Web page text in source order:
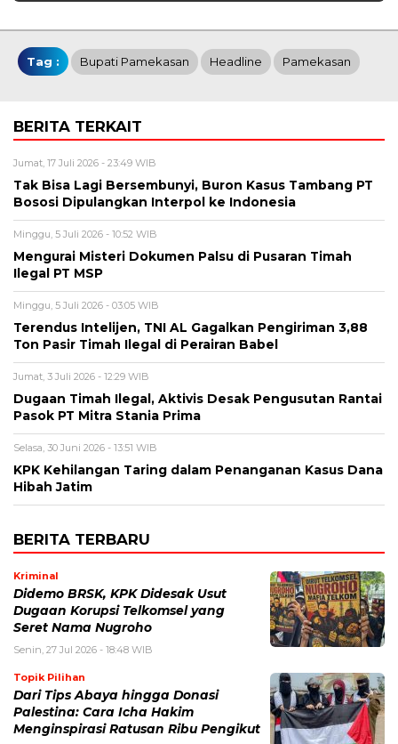
Tag : Bupati Pamekasan Headline Pamekasan
BERITA TERKAIT
Jumat, 17 Juli 2026 - 23:49 WIB
Tak Bisa Lagi Bersembunyi, Buron Kasus Tambang PT
Bososi Dipulangkan Interpol ke Indonesia
Minggu, 5 Juli 2026 - 10:52 WIB
Mengurai Misteri Dokumen Palsu di Pusaran Timah
Ilegal PT MSP
Minggu, 5 Juli 2026 - 03:05 WIB
Terendus Intelijen, TNI AL Gagalkan Pengiriman 3,88
Ton Pasir Timah Ilegal di Perairan Babel
Jumat, 3 Juli 2026 - 12:29 WIB
Dugaan Timah Ilegal, Aktivis Desak Pengusutan Rantai
Pasok PT Mitra Stania Prima
Selasa, 30 Juni 2026 - 13:51 WIB
KPK Kehilangan Taring dalam Penanganan Kasus Dana
Hibah Jatim
BERITA TERBARU
Kriminal
Didemo BRSK, KPK Didesak Usut
Dugaan Korupsi Telkomsel yang
Seret Nama Nugroho
Senin, 27 Jul 2026 - 18:48 WIB
Topik Pilihan
Dari Tips Abaya hingga Donasi
Palestina: Cara Icha Hakim
Menginspirasi Ratusan Ribu Pengikut